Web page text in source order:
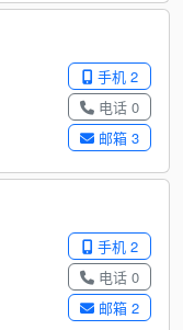
手机 2
电话 0
邮箱 3
手机 2
电话 0
邮箱 2